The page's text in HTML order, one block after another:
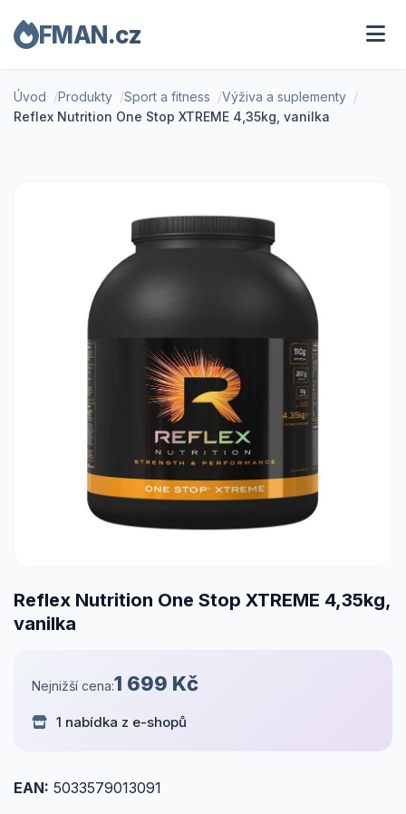
FMAN.cz
Úvod Produkty Sport a fitness
Výživa a suplementy
Reflex Nutrition One Stop XTREME 4,35kg, vanilka
Reflex Nutrition One Stop XTREME 4,35kg,
vanilka
Nejnižší cena:1 699 Kč
1 nabídka z e-shopů
EAN: 5033579013091